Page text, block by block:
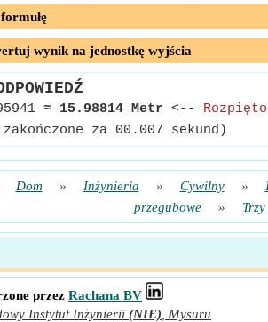
wynik na jednostkę wyjścia
≈ 15.98814 Metr <--
za 00.007 sekund)
Dom » Inżynieria » Cywilny »
przegubowe
»
przez Rachana BV
Instytut Inżynierii (NIE)
Mysuru